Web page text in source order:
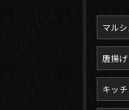
マルシ
唐揚げ
キッ